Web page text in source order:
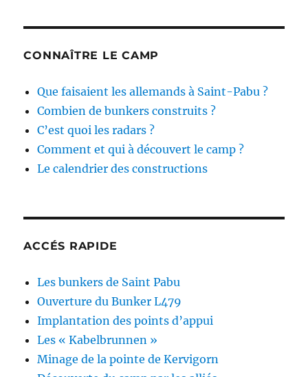
CONNAÎTRE LE CAMP
Que faisaient les allemands à Saint-Pabu ?
Combien de bunkers construits ?
C’est quoi les radars ?
Comment et qui à découvert le camp ?
Le calendrier des constructions
ACCÉS RAPIDE
Les bunkers de Saint Pabu
Ouverture du Bunker L479
Implantation des points d’appui
Les « Kabelbrunnen »
Minage de la pointe de Kervigorn